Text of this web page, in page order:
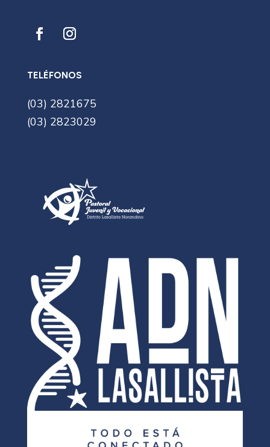
TELÉFONOS
(03) 2821675
(03) 2823029